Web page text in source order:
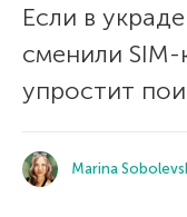
Если в
сменили SIM-
упростит
Marina